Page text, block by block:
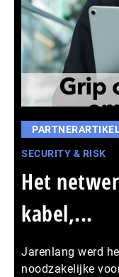
SECURITY & RISK
Het
kabel,...
Jarenlang werd
noodzakelijke